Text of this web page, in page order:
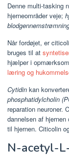
Denne multi-tasking
hjerneområder veje;
Når fordøjet, er
bruges til at
hjælper i
læring og
Cytidin kan
phosphatidylcholin
reparation neuroner.
dannelsen af
til hjernen. Citicolin
N-acetyl-